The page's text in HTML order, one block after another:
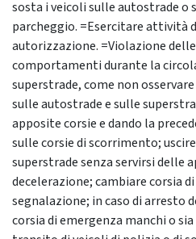
sosta i veicoli sulle autostrade o
parcheggio. =Esercitare attività
autorizzazione. =Violazione
comportamenti durante la
superstrade, come non
sulle autostrade e sulle
apposite corsie e dando la
sulle corsie di scorrimento;
superstrade senza servirsi delle
decelerazione; cambiare corsia
segnalazione; in caso di arresto
corsia di emergenza manchi o